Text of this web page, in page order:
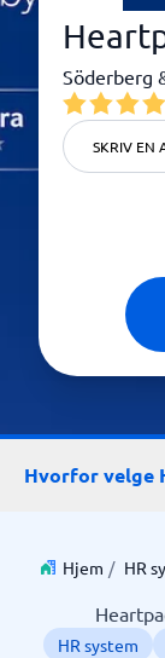
Söderberg
SKRIV EN
Hvorfor velge
Hjem / HR
HR system